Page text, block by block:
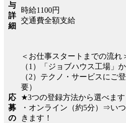
与
詳
細
時給1100円
交通費全額支給
応
募
の
＜お仕事スタートまでの流れ
（1）「ジョブハウス工場」
（2）テクノ・サービスにご
要）
★3つの登録方法から選べます
・オンライン（約5分）⇒い
きます！